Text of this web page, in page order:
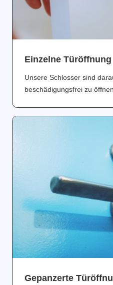
Einzelne Türöffnung
Unsere Schlosser sind
beschädigungsfrei zu öffnen
Gepanzerte